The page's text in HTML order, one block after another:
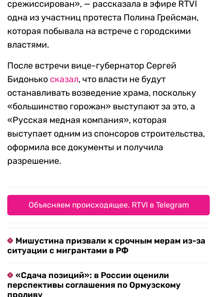
срежиссирован», — рассказала в эфире RTVI
одна из участниц протеста Полина Грейсман,
которая побывала на встрече с городскими
властями.
После встречи вице-губернатор Сергей
Бидонько сказал, что власти не будут
останавливать возведение храма, поскольку
«большинство горожан» выступают за это, а
«Русская медная компания», которая
выступает одним из спонсоров строительства,
оформила все документы и получила
разрешение.
Объясняем происходящее. RTVI в Telegram
Мишустина призвали к срочным мерам из-за
ситуации с мигрантами в РФ
«Сдача позиций»: в России оценили
перспективы соглашения по Ормузскому
проливу